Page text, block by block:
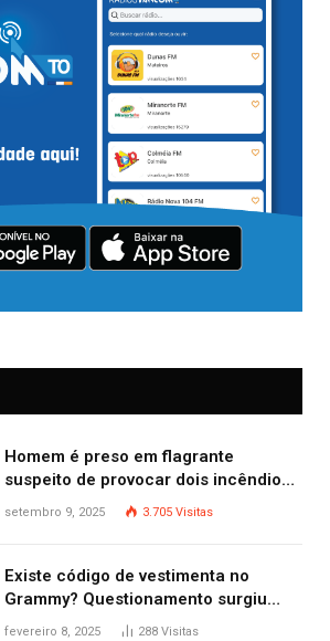
Homem é preso em flagrante
suspeito de provocar dois incêndios
criminosos no mesmo dia
setembro 9, 2025 3.705 Visitas
Existe código de vestimenta no
Grammy? Questionamento surgiu
após Bianca Censori, mulher de
fevereiro 8, 2025 288 Visitas